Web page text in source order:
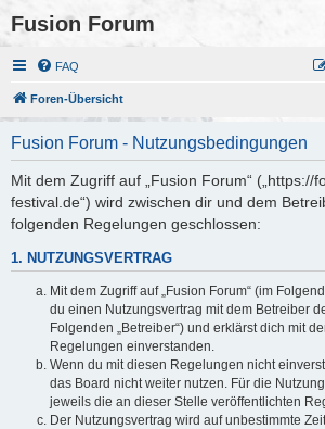
Fusion Forum
FAQ
Foren-Übersicht
Fusion Forum - Nutzungsbedingungen
Mit dem Zugriff auf „Fusion Forum“ („https://
festival.de“) wird zwischen dir und dem
folgenden Regelungen geschlossen:
1. NUTZUNGSVERTRAG
Mit dem Zugriff auf „Fusion Forum“ (im
du einen Nutzungsvertrag mit dem Betreiber
Folgenden „Betreiber“) und erklärst dich mit
Regelungen einverstanden.
Wenn du mit diesen Regelungen nicht
das Board nicht weiter nutzen. Für die
jeweils die an dieser Stelle veröffentlichten
Der Nutzungsvertrag wird auf unbestimmte